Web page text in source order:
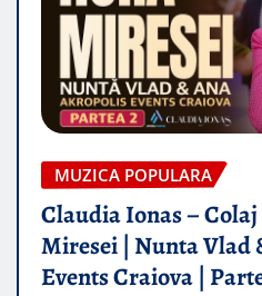
MUZICA POPULARA
Claudia Ionas –
Miresei | Nunta Vlad
Events Craiova |